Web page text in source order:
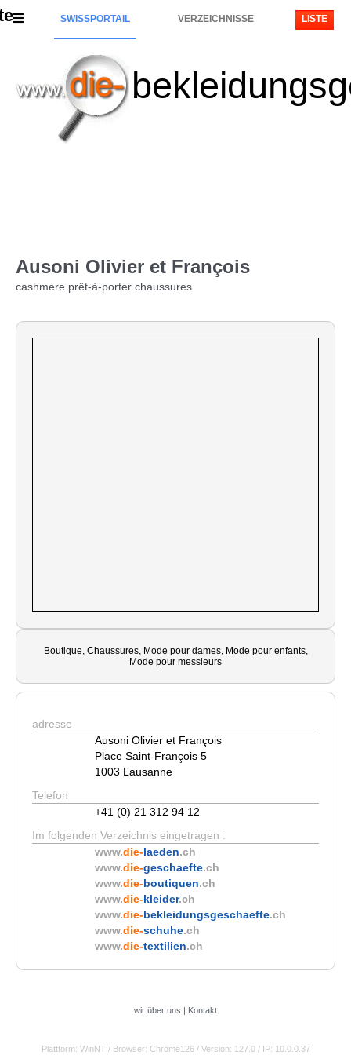
SWISSPORTAIL VERZEICHNISSE LISTE
Ausoni Olivier et François
cashmere prêt-à-porter chaussures
Boutique, Chaussures, Mode pour dames, Mode pour enfants,
Mode pour messieurs
adresse
Ausoni Olivier et François
Place Saint-François 5
1003 Lausanne
Telefon
+41 (0) 21 312 94 12
Im folgenden Verzeichnis eingetragen :
www.die-laeden.ch
www.die-geschaefte.ch
www.die-boutiquen.ch
www.die-kleider.ch
www.die-bekleidungsgeschaefte.ch
www.die-schuhe.ch
www.die-textilien.ch
wir über uns | Kontakt
Plattform: WinNT / Browser: Chrome126 / Version: 127.0 / IP: 10.0.0.37